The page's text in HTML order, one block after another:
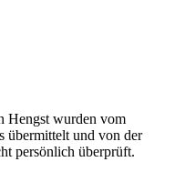
Hengst wurden vom
übermittelt und von der
persönlich überprüft.